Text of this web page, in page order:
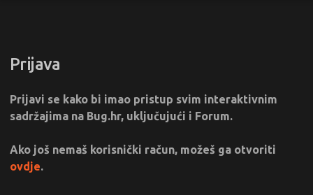
Prijava
Prijavi se kako bi imao pristup svim interaktivnim
sadržajima na Bug.hr, uključujući i Forum.
Ako još nemaš korisnički račun, možeš ga otvoriti
ovdje.